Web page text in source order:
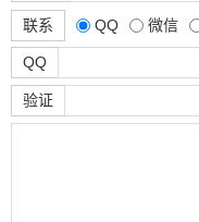
联系 QQ 微信
QQ
验证